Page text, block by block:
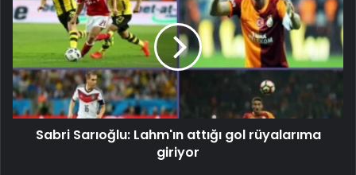
Sabri Sarıoğlu: Lahm'ın attığı gol rüyalarıma
giriyor